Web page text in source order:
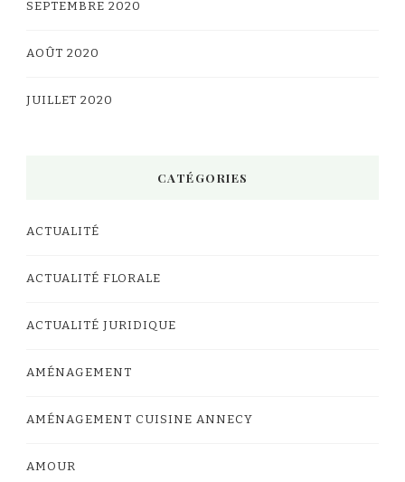
SEPTEMBRE 2020
AOÛT 2020
JUILLET 2020
CATÉGORIES
ACTUALITÉ
ACTUALITÉ FLORALE
ACTUALITÉ JURIDIQUE
AMÉNAGEMENT
AMÉNAGEMENT CUISINE ANNECY
AMOUR